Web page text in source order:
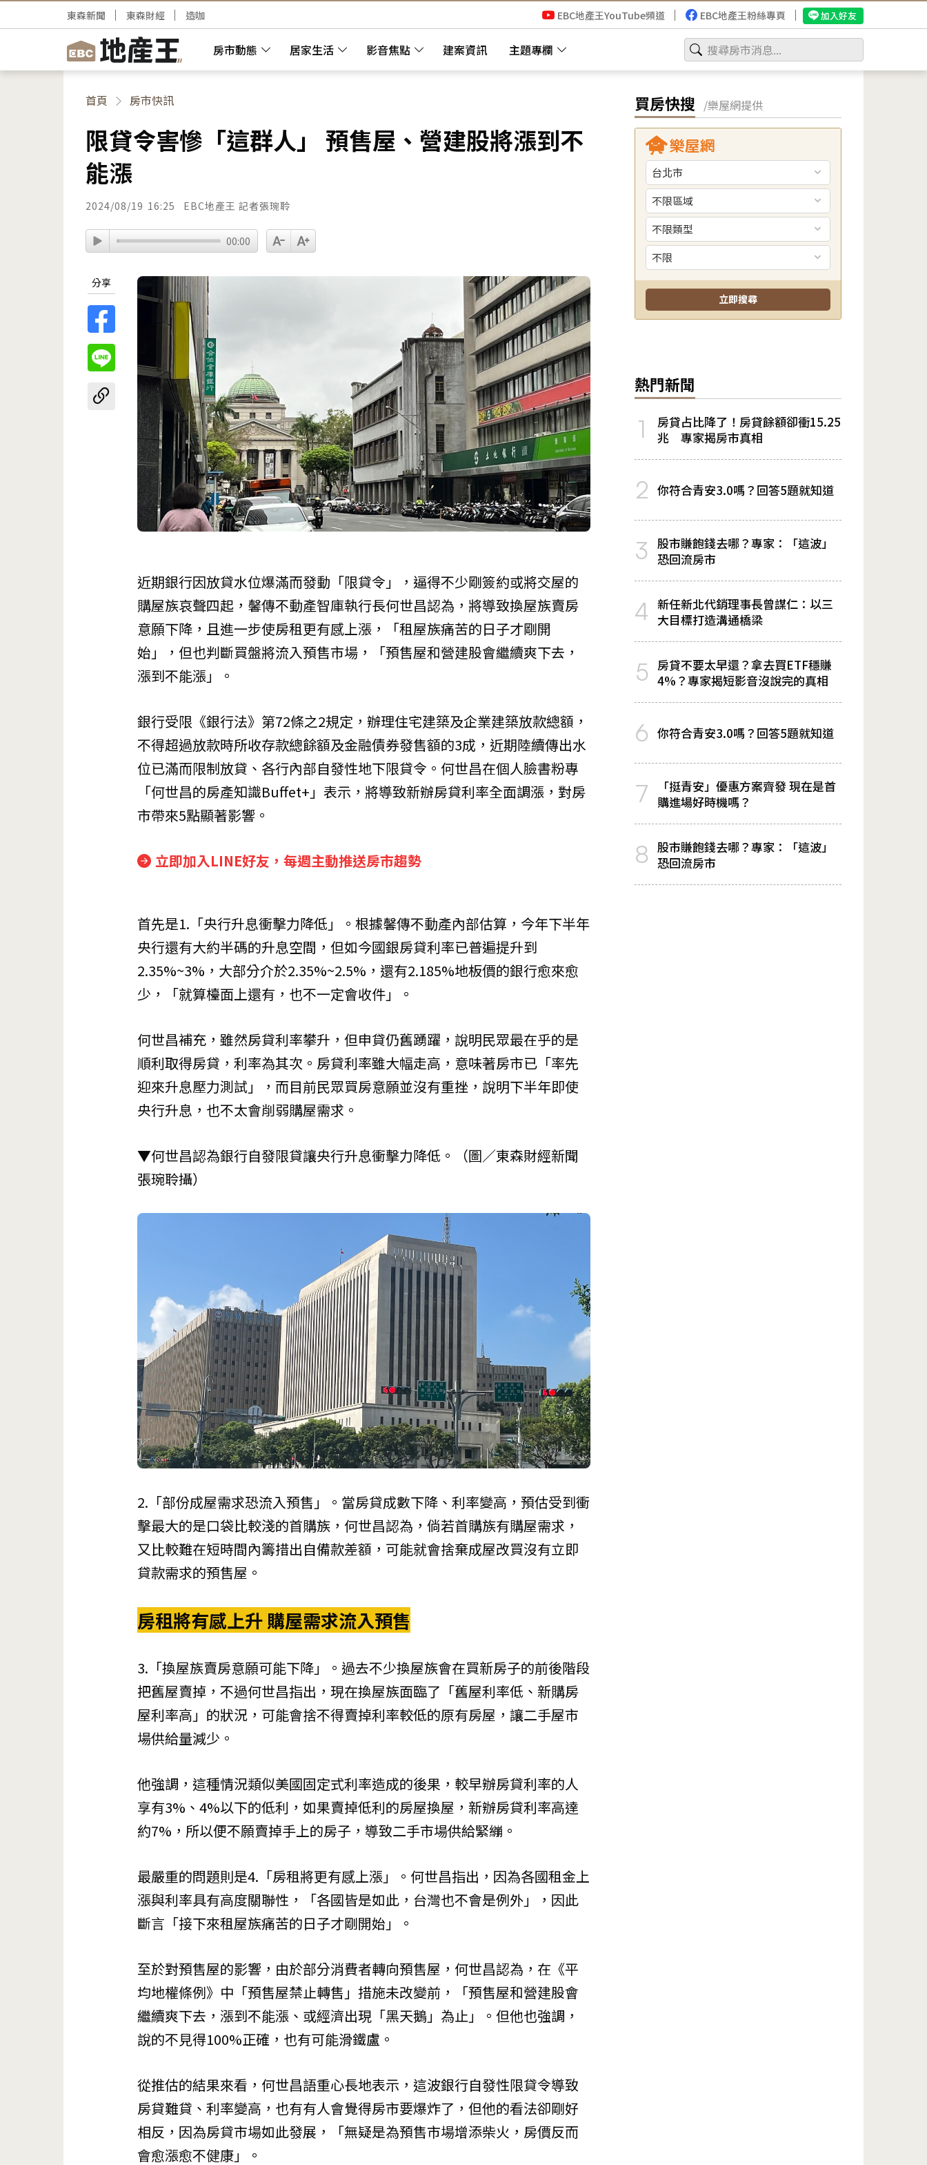
房市動態 居家生活 影音焦點 建案資訊 主題專欄
東森新聞 東森財經 造咖 EBC地產王YouTube頻道 EBC地產王粉絲專頁 加入好友
首頁 房市快訊
限貸令害慘「這群人」 預售屋、營建股將漲到不
能漲
2024/08/19 16:25 EBC地產王 記者張琬聆
00:00
分享
近期銀行因放貸水位爆滿而發動「限貸令」，逼得不少剛簽約或將交屋的
購屋族哀聲四起，馨傳不動產智庫執行長何世昌認為，將導致換屋族賣房
意願下降，且進一步使房租更有感上漲，「租屋族痛苦的日子才剛開
始」，但也判斷買盤將流入預售市場，「預售屋和營建股會繼續爽下去，
漲到不能漲」。
銀行受限《銀行法》第72條之2規定，辦理住宅建築及企業建築放款總額，
不得超過放款時所收存款總餘額及金融債券發售額的3成，近期陸續傳出水
位已滿而限制放貸、各行內部自發性地下限貸令。何世昌在個人臉書粉專
「何世昌的房產知識Buffet+」表示，將導致新辦房貸利率全面調漲，對房
市帶來5點顯著影響。
立即加入LINE好友，每週主動推送房市趨勢
首先是1.「央行升息衝擊力降低」。根據馨傳不動產內部估算，今年下半年
央行還有大約半碼的升息空間，但如今國銀房貸利率已普遍提升到
2.35%~3%，大部分介於2.35%~2.5%，還有2.185%地板價的銀行愈來愈
少，「就算檯面上還有，也不一定會收件」。
何世昌補充，雖然房貸利率攀升，但申貸仍舊踴躍，說明民眾最在乎的是
順利取得房貸，利率為其次。房貸利率雖大幅走高，意味著房市已「率先
迎來升息壓力測試」，而目前民眾買房意願並沒有重挫，說明下半年即使
央行升息，也不太會削弱購屋需求。
▼何世昌認為銀行自發限貸讓央行升息衝擊力降低。（圖／東森財經新聞
張琬聆攝）
2.「部份成屋需求恐流入預售」。當房貸成數下降、利率變高，預估受到衝
擊最大的是口袋比較淺的首購族，何世昌認為，倘若首購族有購屋需求，
又比較難在短時間內籌措出自備款差額，可能就會捨棄成屋改買沒有立即
貸款需求的預售屋。
房租將有感上升 購屋需求流入預售
3.「換屋族賣房意願可能下降」。過去不少換屋族會在買新房子的前後階段
把舊屋賣掉，不過何世昌指出，現在換屋族面臨了「舊屋利率低、新購房
屋利率高」的狀況，可能會捨不得賣掉利率較低的原有房屋，讓二手屋市
場供給量減少。
他強調，這種情況類似美國固定式利率造成的後果，較早辦房貸利率的人
享有3%、4%以下的低利，如果賣掉低利的房屋換屋，新辦房貸利率高達
約7%，所以便不願賣掉手上的房子，導致二手市場供給緊繃。
最嚴重的問題則是4.「房租將更有感上漲」。何世昌指出，因為各國租金上
漲與利率具有高度關聯性，「各國皆是如此，台灣也不會是例外」，因此
斷言「接下來租屋族痛苦的日子才剛開始」。
至於對預售屋的影響，由於部分消費者轉向預售屋，何世昌認為，在《平
均地權條例》中「預售屋禁止轉售」措施未改變前，「預售屋和營建股會
繼續爽下去，漲到不能漲、或經濟出現「黑天鵝」為止」。但他也強調，
說的不見得100%正確，也有可能滑鐵盧。
從推估的結果來看，何世昌語重心長地表示，這波銀行自發性限貸令導致
房貸難貸、利率變高，也有有人會覺得房市要爆炸了，但他的看法卻剛好
相反，因為房貸市場如此發展，「無疑是為預售市場增添柴火，房價反而
會愈漲愈不健康」。
買房快搜 /樂屋網提供
熱門新聞
1
房貸占比降了！房貸餘額卻衝15.25
兆 專家揭房市真相
2 你符合青安3.0嗎？回答5題就知道
3 股市賺飽錢去哪？專家：「這波」
恐回流房市
4 新任新北代銷理事長曾謀仁：以三
大目標打造溝通橋梁
5 房貸不要太早還？拿去買ETF穩賺
4%？專家揭短影音沒說完的真相
6 你符合青安3.0嗎？回答5題就知道
7
「挺青安」優惠方案齊發 現在是首
購進場好時機嗎？
8 股市賺飽錢去哪？專家：「這波」
恐回流房市